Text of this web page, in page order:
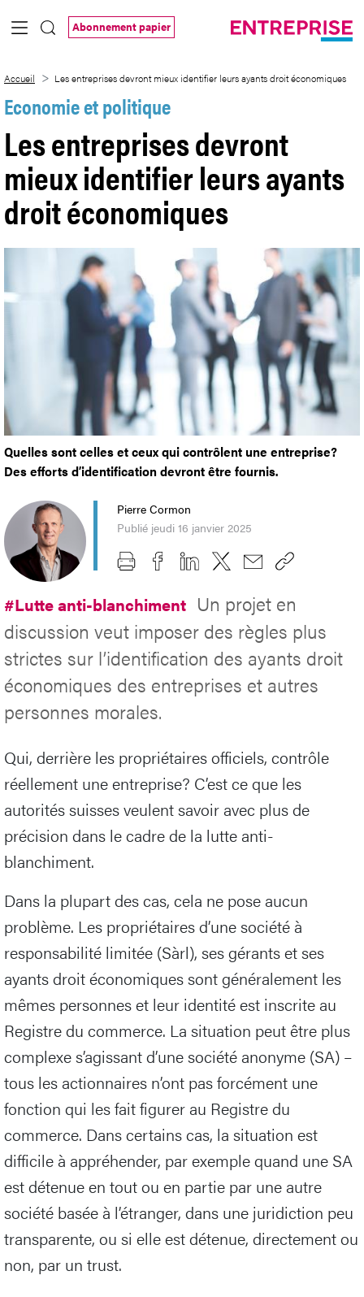
Saut au contenu principal
Abonnement papier
Accueil Les entreprises devront mieux identifier leurs ayants droit économiques
Economie et politique
Les entreprises devront
mieux identifier leurs ayants
droit économiques
Quelles sont celles et ceux qui contrôlent une entreprise?
Des efforts d’identification devront être fournis.
Pierre Cormon
Publié jeudi 16 janvier 2025
#Lutte anti-blanchiment Un projet en
discussion veut imposer des règles plus
strictes sur l’identification des ayants droit
économiques des entreprises et autres
personnes morales.
Qui, derrière les propriétaires officiels, contrôle
réellement une entreprise? C’est ce que les
autorités suisses veulent savoir avec plus de
précision dans le cadre de la lutte anti-
blanchiment.
Dans la plupart des cas, cela ne pose aucun
problème. Les propriétaires d’une société à
responsabilité limitée (Sàrl), ses gérants et ses
ayants droit économiques sont généralement les
mêmes personnes et leur identité est inscrite au
Registre du commerce. La situation peut être plus
complexe s’agissant d’une société anonyme (SA) –
tous les actionnaires n’ont pas forcément une
fonction qui les fait figurer au Registre du
commerce. Dans certains cas, la situation est
difficile à appréhender, par exemple quand une SA
est détenue en tout ou en partie par une autre
société basée à l’étranger, dans une juridiction peu
transparente, ou si elle est détenue, directement ou
non, par un trust.